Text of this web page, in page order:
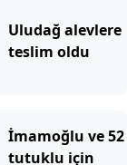
Uludağ alevlere
teslim oldu
İmamoğlu ve 52
tutuklu için